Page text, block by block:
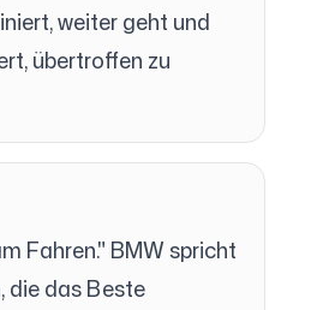
weiter geht und
übertroffen zu
Fahren." BMW spricht
die das Beste